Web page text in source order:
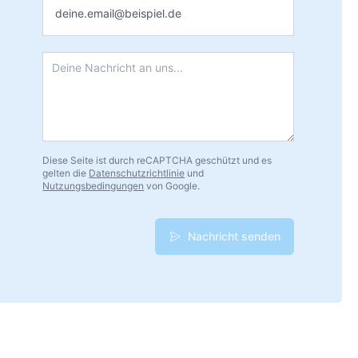
Nachricht
Diese Seite ist durch reCAPTCHA geschützt und es
gelten die Datenschutzrichtlinie und
Nutzungsbedingungen von Google.
Nachricht senden